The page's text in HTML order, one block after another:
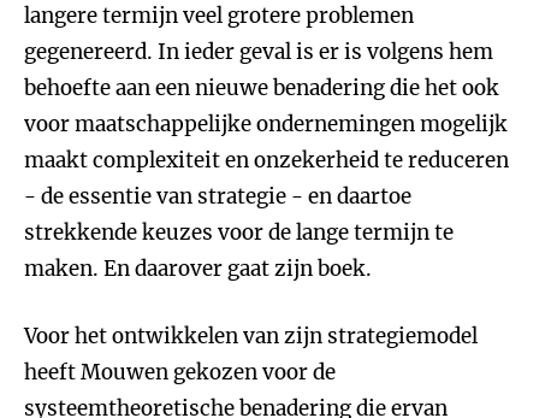
langere termijn veel grotere problemen
gegenereerd. In ieder geval is er is volgens hem
behoefte aan een nieuwe benadering die het ook
voor maatschappelijke ondernemingen mogelijk
maakt complexiteit en onzekerheid te reduceren
- de essentie van strategie - en daartoe
strekkende keuzes voor de lange termijn te
maken. En daarover gaat zijn boek.
Voor het ontwikkelen van zijn strategiemodel
heeft Mouwen gekozen voor de
systeemtheoretische benadering die ervan